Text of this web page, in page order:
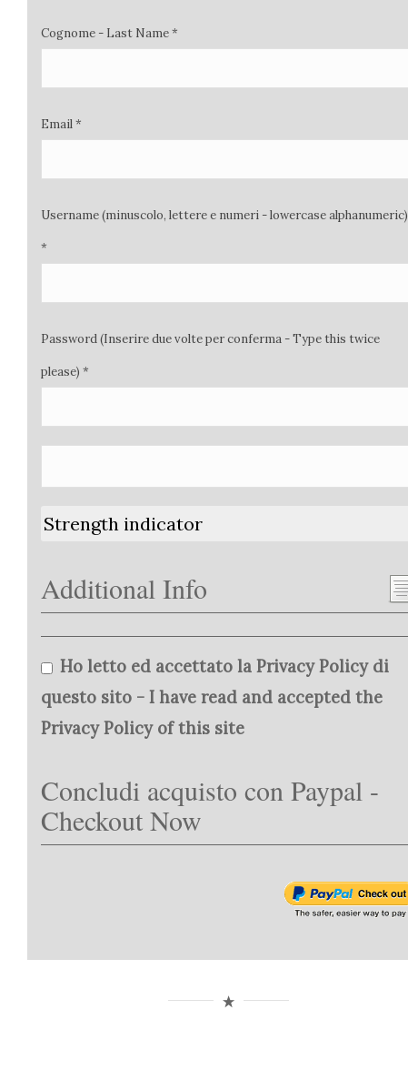
Cognome - Last Name *
Email *
Username (minuscolo, lettere e numeri - lowercase alphanumeric)
*
Password (Inserire due volte per conferma - Type this twice
please) *
Strength indicator
Additional Info
Ho letto ed accettato la Privacy Policy di
questo sito - I have read and accepted the
Privacy Policy of this site
Concludi acquisto con Paypal -
Checkout Now